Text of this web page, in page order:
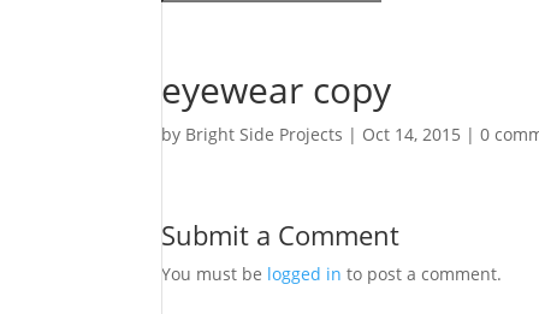
eyewear copy
by Bright Side Projects | Oct 14, 2015 |0
Submit a Comment
You must be logged in to post a comment.